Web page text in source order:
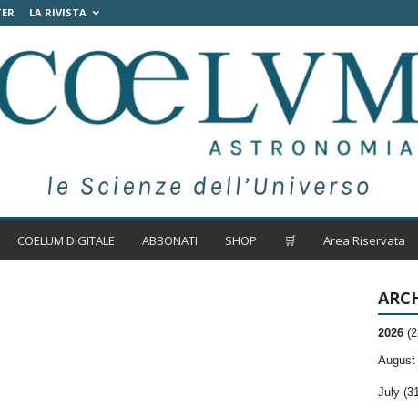
LA RIVISTA
COELUM DIGITALE ABBONATI SHOP 🛒 Area Riservata
2026
August
July